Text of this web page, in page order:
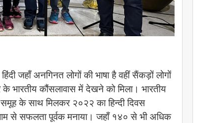
जहाँ अनगिनत लोगों की भाषा है वहीं सैंकड़ों लोगों
भारतीय कौंसलावास में देखने को मिला। भारतीय
के साथ मिलकर २०२२ का हिन्दी दिवस
से सफलता पूर्वक मनाया। जहाँ १४० से भी अधिक